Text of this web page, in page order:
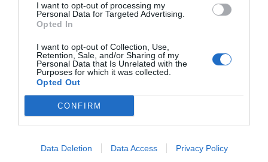
I want to opt-out of processing my
Personal Data for Targeted Advertising.
Opted In
I want to opt-out of Collection, Use,
Retention, Sale, and/or Sharing of my
Personal Data that Is Unrelated with the
Purposes for which it was collected.
Opted Out
CONFIRM
Data Deletion Data Access Privacy Policy